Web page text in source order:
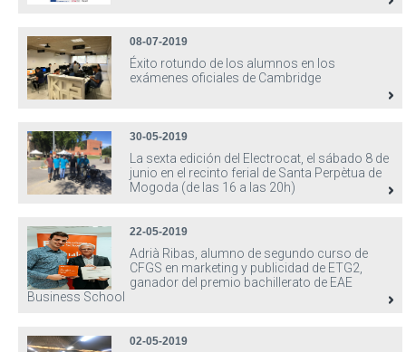
08-07-2019
Éxito rotundo de los alumnos en los
exámenes oficiales de Cambridge
30-05-2019
La sexta edición del Electrocat, el sábado 8 de
junio en el recinto ferial de Santa Perpètua de
Mogoda (de las 16 a las 20h)
22-05-2019
Adrià Ribas, alumno de segundo curso de
CFGS en marketing y publicidad de ETG2,
ganador del premio bachillerato de EAE
Business School
02-05-2019